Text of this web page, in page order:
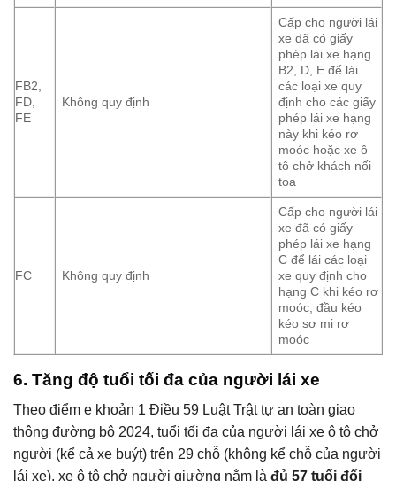
FB2,
FD,
FE
Không quy định
Cấp cho người lái
xe đã có giấy
phép lái xe hạng
B2, D, E để lái
các loại xe quy
định cho các giấy
phép lái xe hạng
này khi kéo rơ
moóc hoặc xe ô
tô chở khách nối
toa
FC Không quy định
Cấp cho người lái
xe đã có giấy
phép lái xe hạng
C để lái các loại
xe quy định cho
hạng C khi kéo rơ
moóc, đầu kéo
kéo sơ mi rơ
moóc
6. Tăng độ tuổi tối đa của người lái xe
Theo điểm e khoản 1 Điều 59 Luật Trật tự an toàn giao
thông đường bộ 2024, tuổi tối đa của người lái xe ô tô chở
người (kể cả xe buýt) trên 29 chỗ (không kể chỗ của người
lái xe), xe ô tô chở người giường nằm là đủ 57 tuổi đối